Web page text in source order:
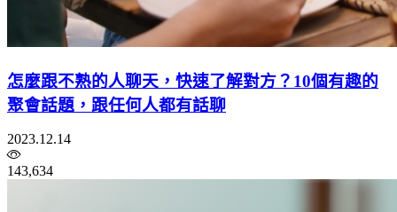
怎麼跟不熟的人聊天，快速了解對方？10個有趣的
聚會話題，跟任何人都有話聊
2023.12.14
143,634